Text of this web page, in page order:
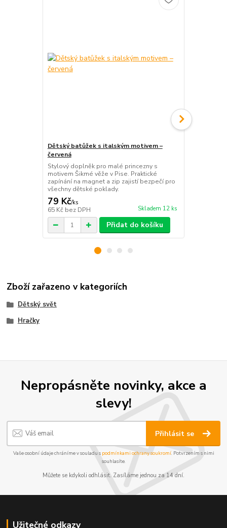
Dětský batůžek s italským motivem –
červená
Stylový doplněk pro malé princezny s
motivem Šikmé věže v Pise. Praktické
zapínání na magnet a zip zajistí bezpečí pro
všechny dětské poklady.
79 Kč/ks
65 Kč bez DPH Skladem 12 ks
Přidat do košíku
Zboží zařazeno v kategoriích
Dětský svět
Hračky
Nepropásněte novinky, akce a
slevy!
Přihlásit se
Vaše osobní údaje chráníme v souladu s podmínkami ochrany soukromí. Potvrzením s nimi
souhlasíte.
Můžete se kdykoli odhlásit. Zasíláme jednou za 14 dní.
Užitečné odkazy